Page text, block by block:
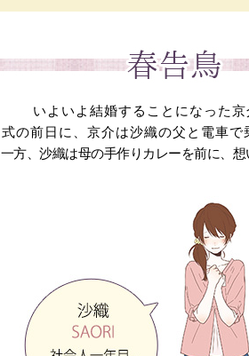
いよいよ結婚することになった京
式の前日に、京介は沙織の父と電車で
一方、沙織は母の手作りカレーを前に、